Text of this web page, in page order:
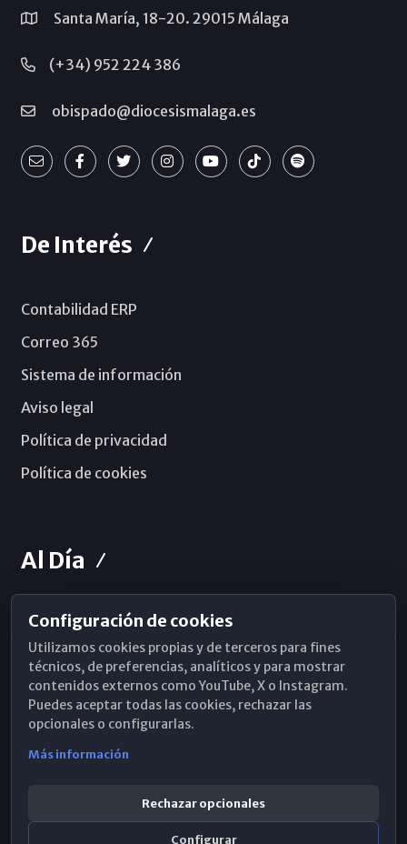
Santa María, 18-20. 29015 Málaga
(+34) 952 224 386
obispado@diocesismalaga.es
De Interés
Contabilidad ERP
Correo 365
Sistema de información
Aviso legal
Política de privacidad
Política de cookies
Al Día
Horarios de Misa
Hemeroteca
WhatsApp
Configuración de cookies
Utilizamos cookies propias y de terceros para fines
técnicos, de preferencias, analíticos y para mostrar
contenidos externos como YouTube, X o Instagram.
Puedes aceptar todas las cookies, rechazar las
opcionales o configurarlas.
Más información
Rechazar opcionales
Configurar